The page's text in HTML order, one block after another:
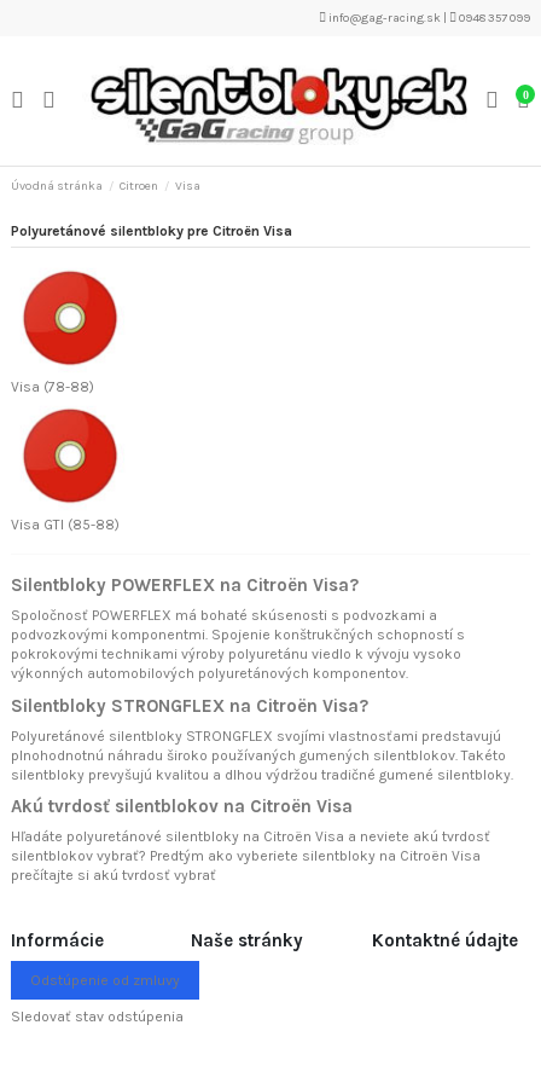
info@gag-racing.sk 0948 357 099
0
Úvodná stránka Citroen Visa
Polyuretánové silentbloky pre Citroën Visa
Visa (78-88)
Visa GTI (85-88)
Silentbloky POWERFLEX na Citroën Visa?
Spoločnosť POWERFLEX má bohaté skúsenosti s podvozkami a
podvozkovými komponentmi. Spojenie konštrukčných schopností s
pokrokovými technikami výroby polyuretánu viedlo k vývoju vysoko
výkonných automobilových polyuretánových komponentov.
Silentbloky STRONGFLEX na Citroën Visa?
Polyuretánové silentbloky STRONGFLEX svojími vlastnosťami predstavujú
plnohodnotnú náhradu široko používaných gumených silentblokov. Takéto
silentbloky prevyšujú kvalitou a dlhou výdržou tradičné gumené silentbloky.
Akú tvrdosť silentblokov na Citroën Visa
Hľadáte polyuretánové silentbloky na Citroën Visa a neviete akú tvrdosť
silentblokov vybrať? Predtým ako vyberiete silentbloky na Citroën Visa
prečítajte si akú tvrdosť vybrať
Informácie Naše stránky Kontaktné údajte
Odstúpenie od zmluvy
Sledovať stav odstúpenia